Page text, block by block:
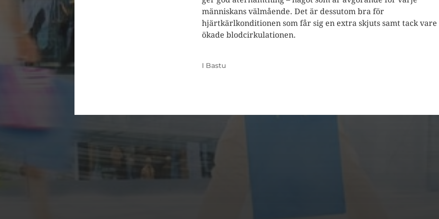
människans välmående. Det är dessutom bra för
hjärtkärlkonditionen som får sig en extra skjuts samt tack vare
ökade blodcirkulationen.
I Bastu